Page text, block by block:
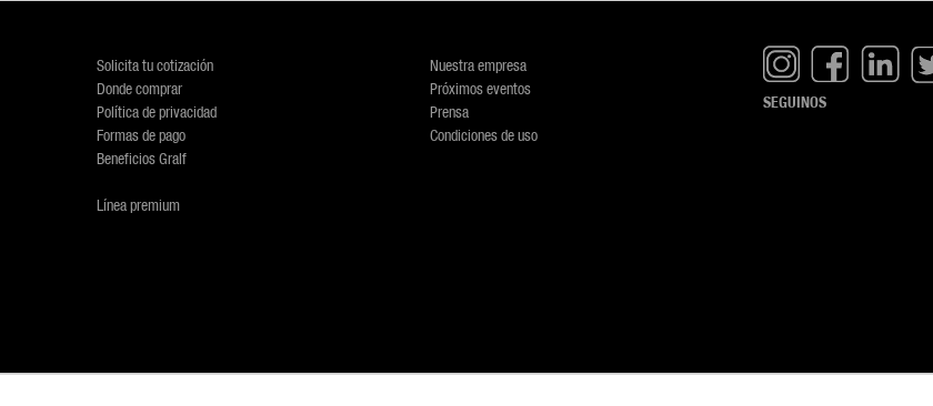
Solicita tu cotización
Donde comprar
Política de privacidad
Formas de pago
Beneficios Gralf
Línea premium
Nuestra empresa
Próximos eventos
Prensa
Condiciones de uso
SEGUINOS